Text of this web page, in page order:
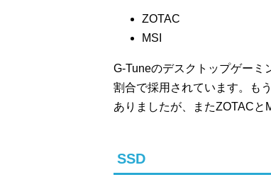
ZOTAC
MSI
G-Tuneのデスクトップゲーミ
割合で採用されています。も
ありましたが、またZOTACと
SSD